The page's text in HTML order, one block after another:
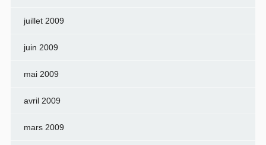
juillet 2009
juin 2009
mai 2009
avril 2009
mars 2009